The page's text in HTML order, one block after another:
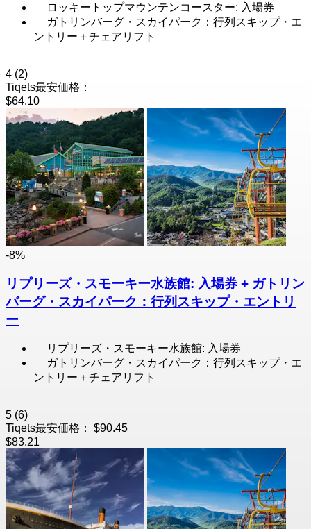
ロッキートップマウンテンコースター: 入場券
ガトリンバーグ・スカイパーク：行列スキップ・エ
ントリー＋チェアリフト
4 (2)
Tiqets最安価格：
$64.10
-8%
リプリーズ・スモーキー水族館: 入場券 + ガトリン
バーグ・スカイパーク：行列スキップ・エントリ
ー
リプリーズ・スモーキー水族館: 入場券
ガトリンバーグ・スカイパーク：行列スキップ・エ
ントリー＋チェアリフト
5 (6)
Tiqets最安価格：
$90.45
$83.21